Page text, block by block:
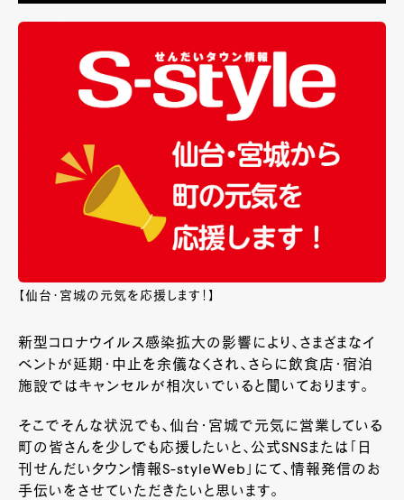
【仙台・宮城の元気を応援します！】
新型コロナウイルス感染拡大の影響により、さまざまなイ
ベントが延期・中止を余儀なくされ、さらに飲食店・宿泊
施設ではキャンセルが相次いでいると聞いております。
そこでそんな状況でも、仙台・宮城で元気に営業している
町の皆さんを少しでも応援したいと、公式SNSまたは「日
刊せんだいタウン情報S-styleWeb」にて、情報発信のお
手伝いをさせていただきたいと思います。